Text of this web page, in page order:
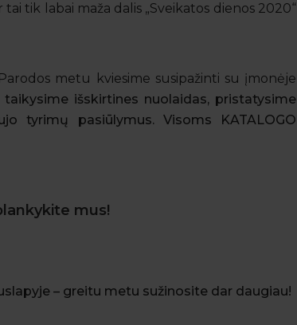
tik labai maža dalis „Sveikatos dienos 2020“
metu kviesime susipažinti su įmonėje
išskirtines nuolaidas, pristatysime
tyrimų pasiūlymus. Visoms KATALOGO
mus!
– greitu metu sužinosite dar daugiau!